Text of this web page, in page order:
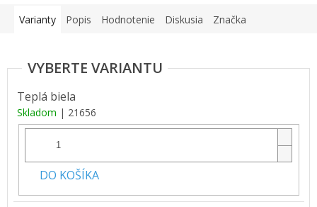
Varianty Popis Hodnotenie Diskusia Značka
Teplá biela
Skladom | 21656
DO KOŠÍKA